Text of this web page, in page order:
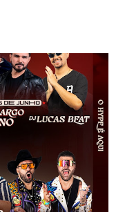
ao fim. Criado em
verdadeira marca
ao público um show
grandes clássicos
No palco,
entre os seus hits e
CPM 22 e